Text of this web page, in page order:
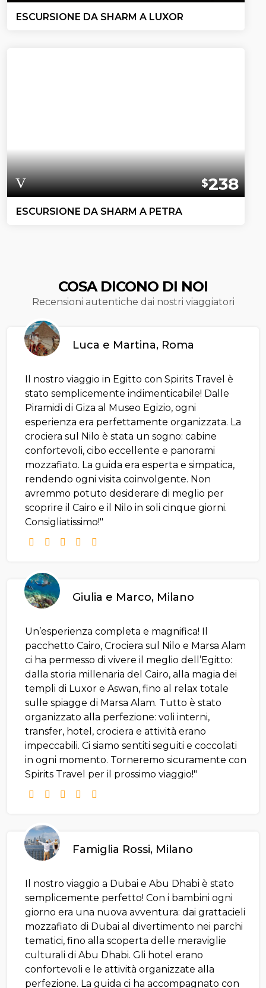
ESCURSIONE DA SHARM A LUXOR
$238
ESCURSIONE DA SHARM A PETRA
COSA DICONO DI NOI
Recensioni autentiche dai nostri viaggiatori
Luca e Martina, Roma
Il nostro viaggio in Egitto con Spirits Travel è
stato semplicemente indimenticabile! Dalle
Piramidi di Giza al Museo Egizio, ogni
esperienza era perfettamente organizzata. La
crociera sul Nilo è stata un sogno: cabine
confortevoli, cibo eccellente e panorami
mozzafiato. La guida era esperta e simpatica,
rendendo ogni visita coinvolgente. Non
avremmo potuto desiderare di meglio per
scoprire il Cairo e il Nilo in soli cinque giorni.
Consigliatissimo!"
Giulia e Marco, Milano
Un’esperienza completa e magnifica! Il
pacchetto Cairo, Crociera sul Nilo e Marsa Alam
ci ha permesso di vivere il meglio dell’Egitto:
dalla storia millenaria del Cairo, alla magia dei
templi di Luxor e Aswan, fino al relax totale
sulle spiagge di Marsa Alam. Tutto è stato
organizzato alla perfezione: voli interni,
transfer, hotel, crociera e attività erano
impeccabili. Ci siamo sentiti seguiti e coccolati
in ogni momento. Torneremo sicuramente con
Spirits Travel per il prossimo viaggio!"
Famiglia Rossi, Milano
Il nostro viaggio a Dubai e Abu Dhabi è stato
semplicemente perfetto! Con i bambini ogni
giorno era una nuova avventura: dai grattacieli
mozzafiato di Dubai al divertimento nei parchi
tematici, fino alla scoperta delle meraviglie
culturali di Abu Dhabi. Gli hotel erano
confortevoli e le attività organizzate alla
perfezione. La guida ci ha accompagnato con